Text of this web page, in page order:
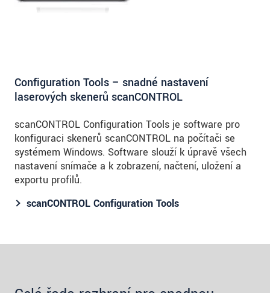
Configuration Tools – snadné nastavení
laserových skenerů scanCONTROL
scanCONTROL Configuration Tools je software pro
konfiguraci skenerů scanCONTROL na počítači se
systémem Windows. Software slouží k úpravě všech
nastavení snímače a k zobrazení, načtení, uložení a
exportu profilů.
scanCONTROL Configuration Tools